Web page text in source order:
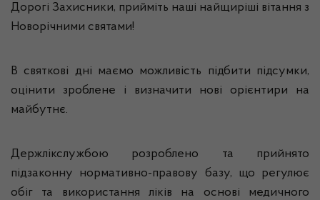
Дорогі Захисники, прийміть наші найщиріші вітання з
Новорічними святами!
В святкові дні маємо можливість підбити підсумки,
оцінити зроблене і визначити нові орієнтири на
майбутнє.
Держлікслужбою розроблено та прийнято
підзаконну нормативно-правову базу, що регулює
обіг та використання ліків на основі медичного